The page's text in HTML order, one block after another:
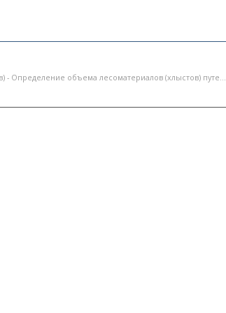
Определение объема лесоматериалов (хлыстов) путе...